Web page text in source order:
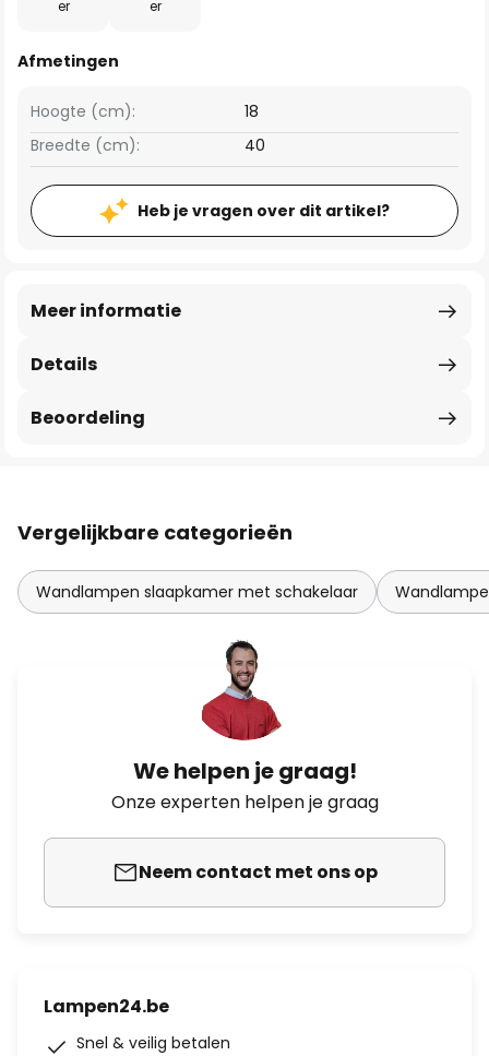
er
er
Afmetingen
Breedte (cm): 40
Hoogte (cm): 18
Heb je vragen over dit artikel?
Details
Meer informatie
Beoordeling
Vergelijkbare categorieën
Wandlampen slaapkamer met schakelaar
We helpen je graag!
Onze experten helpen je graag
Neem contact met ons op
Lampen24.be
Snel & veilig betalen